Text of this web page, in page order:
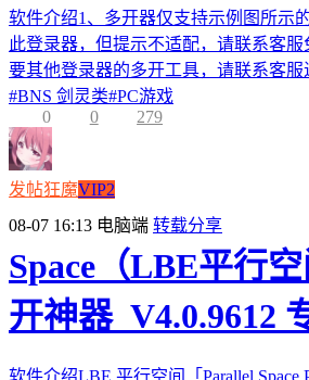
软件介绍1、多开器仅支持示例图所示
此登录器，但提示不适配，请联系客
要其他登录器的多开工具，请联系客服
#BNS 剑灵类#PC游戏
0
0 279
发帖狂魔VIP2
08-07 16:13 电脑端 转载分享
Space（LBE平行
开神器_V4.0.9612
软件介绍LBE 平行空间「Parallel Space